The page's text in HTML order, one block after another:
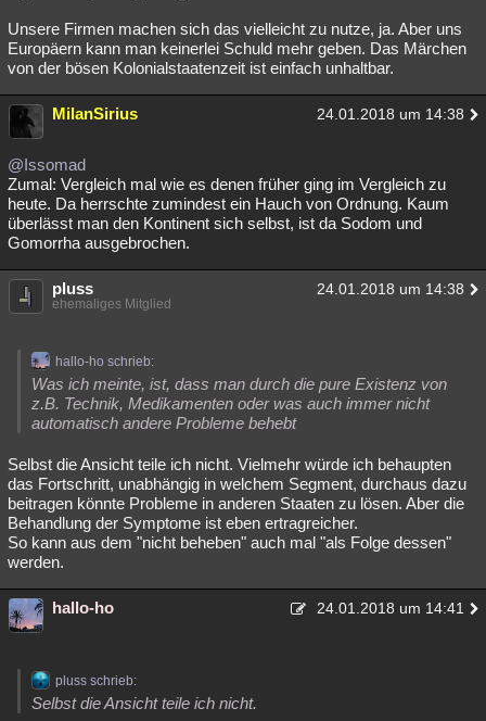
Unsere Firmen machen sich das vielleicht zu nutze, ja. Aber uns
Europäern kann man keinerlei Schuld mehr geben. Das Märchen
von der bösen Kolonialstaatenzeit ist einfach unhaltbar.
MilanSirius 24.01.2018 um 14:38
@Issomad
Zumal: Vergleich mal wie es denen früher ging im Vergleich zu
heute. Da herrschte zumindest ein Hauch von Ordnung. Kaum
überlässt man den Kontinent sich selbst, ist da Sodom und
Gomorrha ausgebrochen.
pluss 24.01.2018 um 14:38
ehemaliges Mitglied
hallo-ho schrieb:
Was ich meinte, ist, dass man durch die pure Existenz von
z.B. Technik, Medikamenten oder was auch immer nicht
automatisch andere Probleme behebt
Selbst die Ansicht teile ich nicht. Vielmehr würde ich behaupten
das Fortschritt, unabhängig in welchem Segment, durchaus dazu
beitragen könnte Probleme in anderen Staaten zu lösen. Aber die
Behandlung der Symptome ist eben ertragreicher.
So kann aus dem "nicht beheben" auch mal "als Folge dessen"
werden.
hallo-ho 24.01.2018 um 14:41
pluss schrieb:
Selbst die Ansicht teile ich nicht.